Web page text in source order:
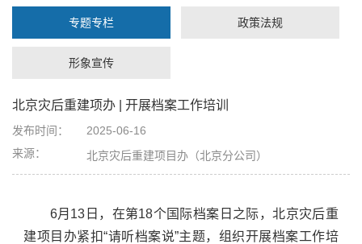
专题专栏 政策法规
形象宣传
北京灾后重建项办 | 开展档案工作培训
发布时间：
2025-06-16
来源：
北京灾后重建项目办（北京分公司）
6月13日，在第18个国际档案日之际，北京灾后重
建项目办紧扣“请听档案说”主题，组织开展档案工作培